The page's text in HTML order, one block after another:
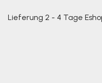
Lieferung 2 - 4 Tage